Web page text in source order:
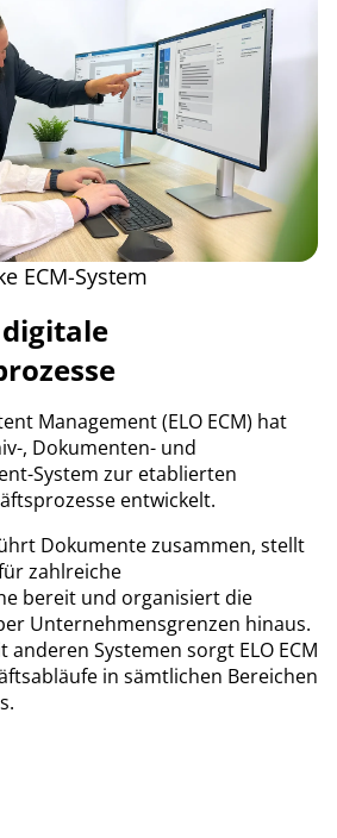
ECM-System
digitale
Management (ELO ECM) hat
, Dokumenten- und
System zur etablierten
entwickelt.
Dokumente zusammen, stellt
zahlreiche
bereit und organisiert die
Unternehmensgrenzen hinaus.
Systemen sorgt ELO ECM
in sämtlichen Bereichen